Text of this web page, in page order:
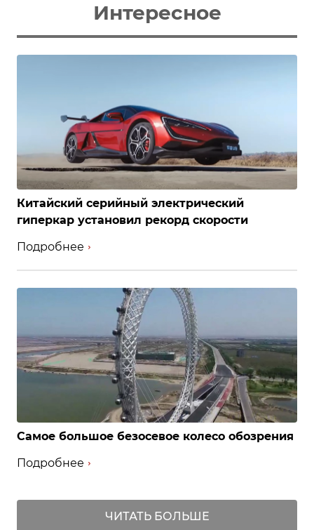
Интересное
Китайский серийный электрический
гиперкар установил рекорд скорости
Подробнее
Самое большое безосевое колесо обозрения
Подробнее
ЧИТАТЬ БОЛЬШЕ